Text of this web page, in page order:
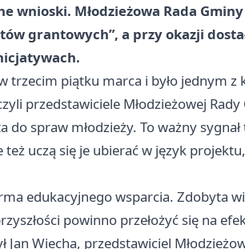
wnioski. Młodzieżowa Rada
grantowych”, a przy okazji
trzecim piątku marca i było jednym
przedstawiciele Młodzieżowej
do spraw młodzieży. To ważny
też uczą się je ubierać w język
edukacyjnego wsparcia. Zdobyta
powinno przełożyć się na
Jan Wiecha, przedstawiciel